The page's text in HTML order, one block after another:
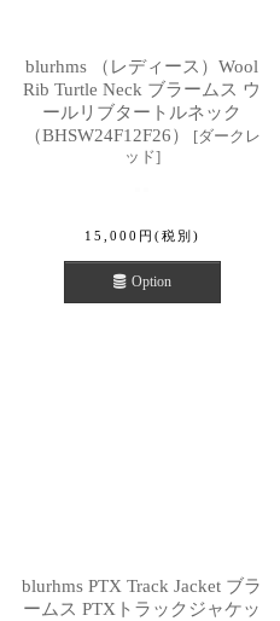
blurhms （レディース）Wool
Rib Turtle Neck ブラームス ウ
ールリブタートルネック
（BHSW24F12F26）
[ダークレ
ッド]
15,000 円 (税別)
Option
blurhms PTX Track Jacket ブラ
ームス PTXトラックジャケッ